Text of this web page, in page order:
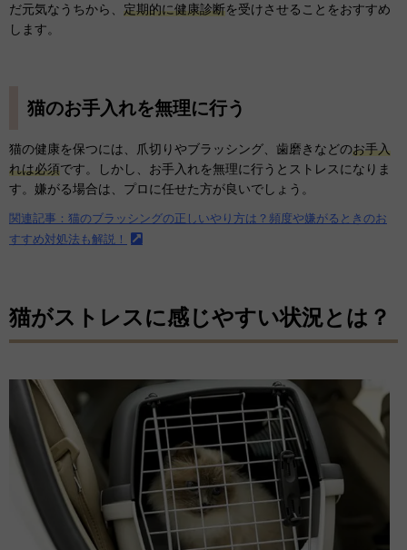
だ元気なうちから、 定期的に健康診断を受けさせることをおすすめ
します。
猫のお手入れを無理に行う
猫の健康を保つには、爪切りやブラッシング、歯磨きなどのお手入
れは必須です。しかし、お手入れを無理に行うとストレスになりま
す。嫌がる場合は、プロに任せた方が良いでしょう。
関連記事：猫のブラッシングの正しいやり方は？頻度や嫌がるときのお
すすめ対処法も解説！
猫がストレスに感じやすい状況とは？